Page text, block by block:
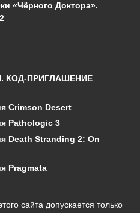
«Чёрного Доктора».
КОД-ПРИГЛАШЕНИЕ
Crimson Desert
Pathologic 3
Death Stranding 2: On
Pragmata
сайта допускается только